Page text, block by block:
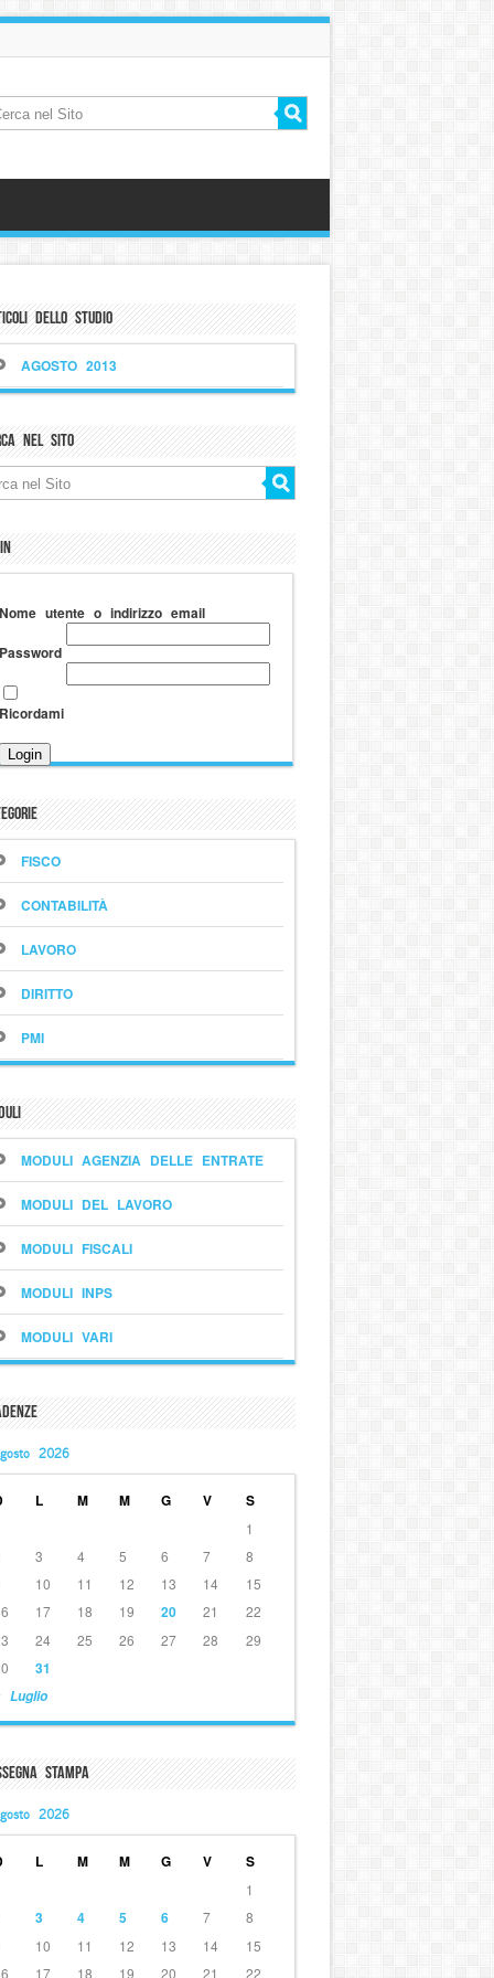
dello Studio
AGOSTO 2013
nel sito
Nome utente o indirizzo email
Password
Ricordami
FISCO
CONTABILITÀ
LAVORO
DIRITTO
PMI
MODULI AGENZIA DELLE ENTRATE
MODULI DEL LAVORO
MODULI FISCALI
MODULI INPS
MODULI VARI
2026
L M M G V S
Luglio
1
3 4 5 6 7
8
10 11 12 13 14
15
17 18 19 20 21
22
24 25 26 27 28
29
31
Stampa
2026
L M M G V S
1
3 4 5 6 7
8
10 11 12 13 14
15
17 18 19 20 21 22